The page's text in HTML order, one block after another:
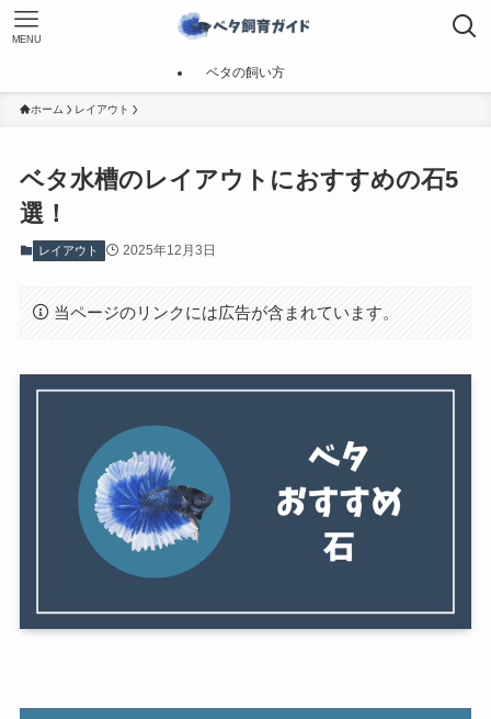
MENU
ベタの飼い方
ホーム レイアウト
ベタ水槽のレイアウトにおすすめの石5
選！
レイアウト 2025年12月3日
当ページのリンクには広告が含まれています。